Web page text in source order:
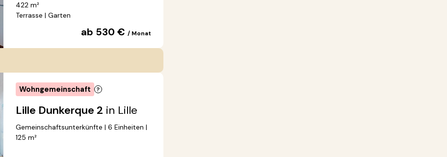
422 m²
Terrasse | Garten
ab 530 €/ Monat
Wohngemeinschaft
Lille Dunkerque 2 in Lille
Gemeinschaftsunterkünfte | 6 Einheiten |
125 m²